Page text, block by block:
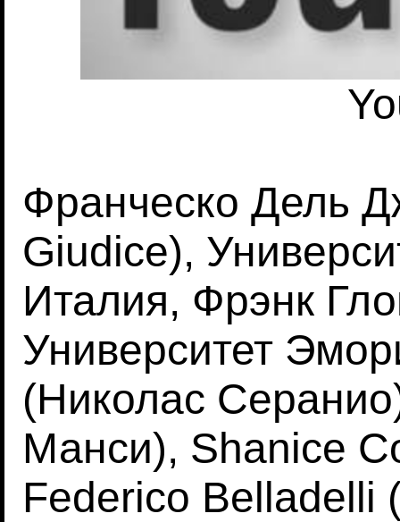
Франческо Дель
Giudice),
Италия, Фрэнк
Университет
(Николас
Манси), Shanice
Federico Belladelli